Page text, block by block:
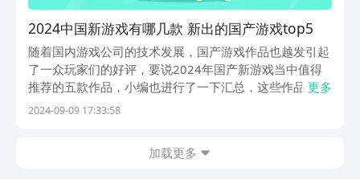
2024中国新游戏有哪几款 新出的国产游戏top5
随着国内游戏公司的技术发展，国产游戏作品也越发引起
了一众玩家们的好评，要说2024年国产新游戏当中值得
推荐的五款作品，小编也进行了一下汇总，这些作品无论
在质量还是在游戏世界观的设定上都是非常符合年轻玩家
更多
2024-09-09 17:33:58
加载更多